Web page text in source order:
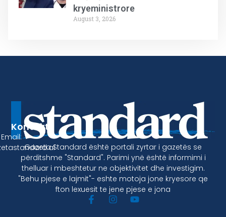
kryeministrore
August 3, 2026
Gazeta Standard është portali zyrtar i gazetës se
përditshme "Standard". Parimi ynë është informimi i
thelluar i mbeshtetur ne objektivitet dhe investigim.
"Behu pjese e lajmit"- eshte motoja jone kryesore qe
fton lexuesit te jene pjese e jona
Kontakt
Email: